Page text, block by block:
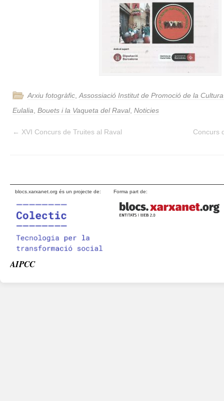
Arxiu fotogràfic Assossiació Institut de Promoció de la
Eulalia Bouets i la Vaqueta del Raval, Noticies
← XVI Concurs de Truites al Raval Concurs
blocs.xarxanet.org és un projecte de: Forma part de:
AIPCC